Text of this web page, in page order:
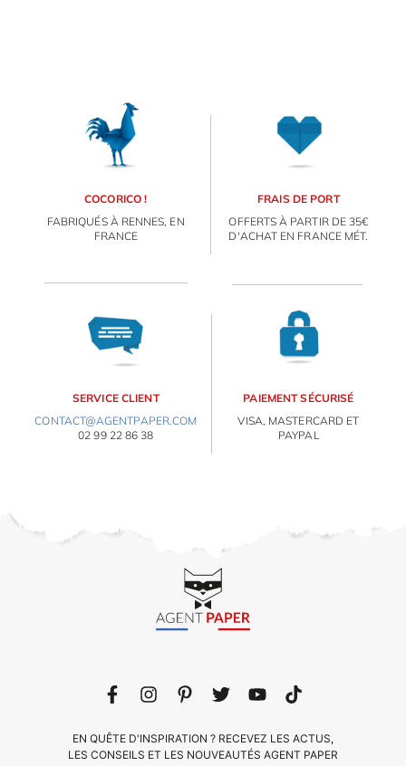
COCORICO !
FABRIQUÉS À RENNES, EN
FRANCE
FRAIS DE PORT
OFFERTS À PARTIR DE 35€
D'ACHAT EN FRANCE MÉT.
SERVICE CLIENT
CONTACT@AGENTPAPER.COM
02 99 22 86 38
PAIEMENT SÉCURISÉ
VISA, MASTERCARD ET
PAYPAL
EN QUÊTE D'INSPIRATION ? RECEVEZ LES ACTUS,
LES CONSEILS ET LES NOUVEAUTÉS AGENT PAPER